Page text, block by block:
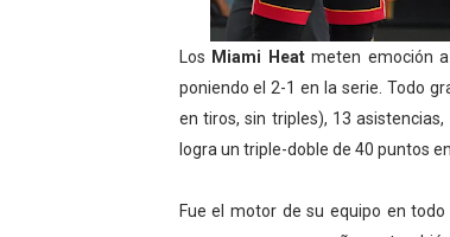
Raquel
Athletes
Mundial de
Tour de Francia
Los Miami Heatmeten emoción
poniendo el 2-1 en la serie. Todo
en tiros, sin triples), 13
logra un triple-doble de 40 puntos
Fue el motor de su equipo en